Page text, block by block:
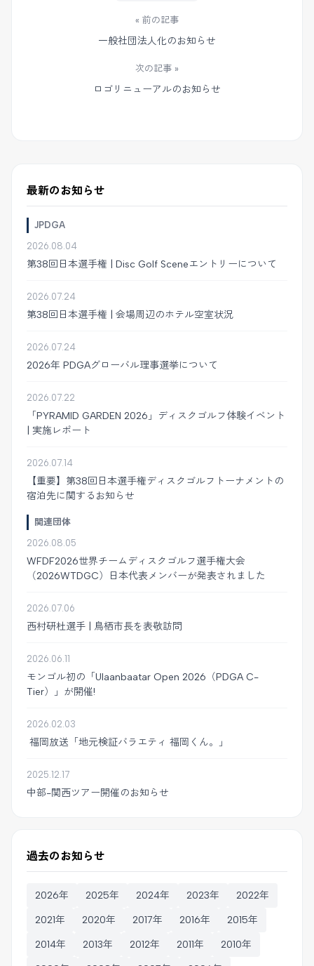
« 前の記事
一般社団法人化のお知らせ
次の記事 »
ロゴリニューアルのお知らせ
最新のお知らせ
JPDGA
2026.08.04
第38回日本選手権 | Disc Golf Sceneエントリーについて
2026.07.24
第38回日本選手権 | 会場周辺のホテル空室状況
2026.07.24
2026年 PDGAグローバル理事選挙について
2026.07.22
「PYRAMID GARDEN 2026」ディスクゴルフ体験イベント
| 実施レポート
2026.07.14
【重要】第38回日本選手権ディスクゴルフトーナメントの
宿泊先に関するお知らせ
関連団体
2026.08.05
WFDF2026世界チームディスクゴルフ選手権大会
（2026WTDGC）日本代表メンバーが発表されました
2026.07.06
西村研杜選手 | 鳥栖市長を表敬訪問
2026.06.11
モンゴル初の「Ulaanbaatar Open 2026（PDGA C-
Tier）」が開催!
2026.02.03
福岡放送「地元検証バラエティ 福岡くん。」
2025.12.17
中部-関西ツアー開催のお知らせ
過去のお知らせ
2026年 2025年 2024年 2023年 2022年
2021年 2020年 2017年 2016年 2015年
2014年 2013年 2012年 2011年 2010年